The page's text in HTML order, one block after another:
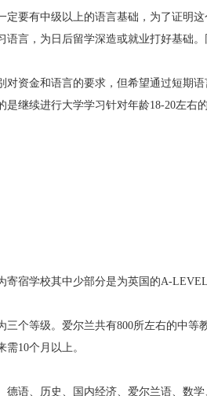
要有中级以上的语言基础，为了证明这
言，为日后留学深造或就业打好基础
金和语言的要求，但希望通过短期语
是继续进行大学学习针对年龄18-20左右
宿学校其中少部分是为英国的A-LEVEL
个等级。爱尔兰共有800所左右的中等
需10个月以上。
语、历史、国内经济、爱尔兰语、数学